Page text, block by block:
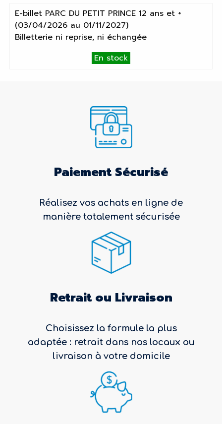
E-billet PARC DU PETIT PRINCE 12 ans et +
(03/04/2026 au 01/11/2027)
Billetterie ni reprise, ni échangée
En stock
Paiement Sécurisé
Réalisez vos achats en ligne de
manière totalement sécurisée
Retrait ou Livraison
Choisissez la formule la plus
adaptée : retrait dans nos locaux ou
livraison à votre domicile